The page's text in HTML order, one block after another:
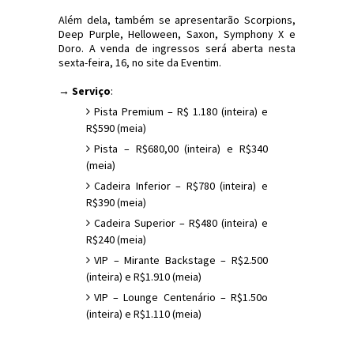
Além dela, também se apresentarão Scorpions,
Deep Purple, Helloween, Saxon, Symphony X e
Doro. A venda de ingressos será aberta nesta
sexta-feira, 16, no site da Eventim.
→ Serviço:
Pista Premium – R$ 1.180 (inteira) e
R$590 (meia)
Pista – R$680,00 (inteira) e R$340
(meia)
Cadeira Inferior – R$780 (inteira) e
R$390 (meia)
Cadeira Superior – R$480 (inteira) e
R$240 (meia)
VIP – Mirante Backstage – R$2.500
(inteira) e R$1.910 (meia)
VIP – Lounge Centenário – R$1.50o
(inteira) e R$1.110 (meia)